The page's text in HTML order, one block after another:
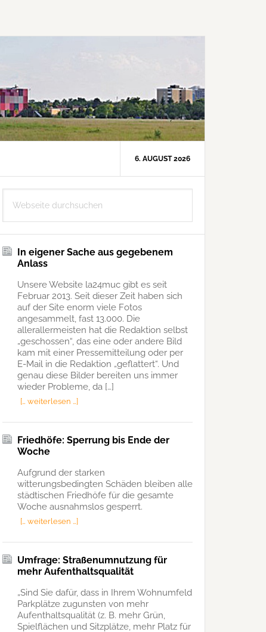
6. AUGUST 2026
Seitenspalte
durchsuchen
In eigener Sache aus gegebenem
Anlass
Unsere Website la24muc gibt es seit
Februar 2013. Seit dieser Zeit haben sich
auf der Site enorm viele Fotos
angesammelt, fast 13.000. Die
allerallermeisten hat die Redaktion selbst
„geschossen“, das eine oder andere Bild
kam mit einer Pressemitteilung oder per
E-Mail in die Redaktion „geflattert“. Und
genau diese Bilder bereiten uns immer
wieder Probleme, da […]
[… weiterlesen …]
Friedhöfe: Sperrung bis Ende der
Woche
Aufgrund der starken
witterungsbedingten Schäden bleiben alle
städtischen Friedhöfe für die gesamte
Woche ausnahmslos gesperrt.
[… weiterlesen …]
Umfrage: Straßenumnutzung für
mehr Aufenthaltsqualität
„Sind Sie dafür, dass in Ihrem Wohnumfeld
Parkplätze zugunsten von mehr
Aufenthaltsqualität (z. B. mehr Grün,
Spielflächen und Sitzplätze, mehr Platz für